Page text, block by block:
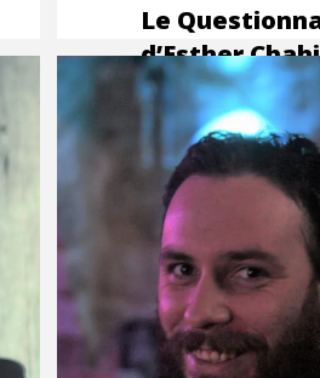
Le
d’Esther
coloriste BD